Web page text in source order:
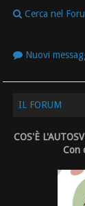
Cerca nel
Nuovi
IL FORUM
COS'È
Con